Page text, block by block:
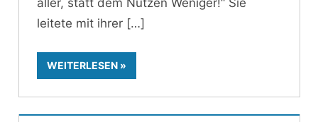
aller, statt dem Nutzen Weniger!“ Sie
leitete mit ihrer
WEITERLESEN